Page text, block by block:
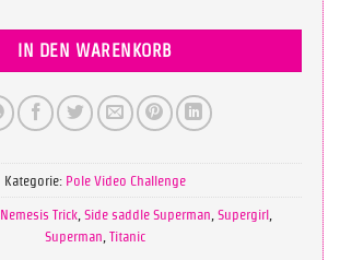
IN DEN WARENKORB
Kategorie: Pole Video Challenge
Nemesis Trick, Side saddle Superman Supergirl,
Superman Titanic